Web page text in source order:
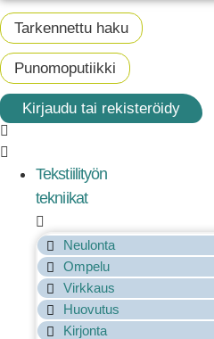
Tarkennettu haku
Punomoputiikki
Kirjaudu tai rekisteröidy
Tekstiilityön
tekniikat
Neulonta
Ompelu
Virkkaus
Huovutus
Kirjonta